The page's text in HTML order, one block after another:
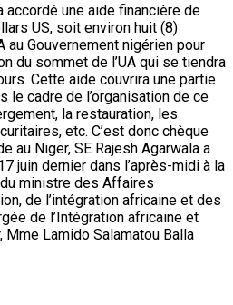
accordé une aide financière de
US, soit environ huit (8)
Gouvernement nigérien pour
du sommet de l’UA qui se tiendra
Cette aide couvrira une partie
le cadre de l’organisation de ce
la restauration, les
etc. C’est donc chèque
au Niger, SE Rajesh Agarwala a
juin dernier dans l’après-midi à la
ministre des Affaires
de l’intégration africaine et des
de l’Intégration africaine et
Mme Lamido Salamatou Balla